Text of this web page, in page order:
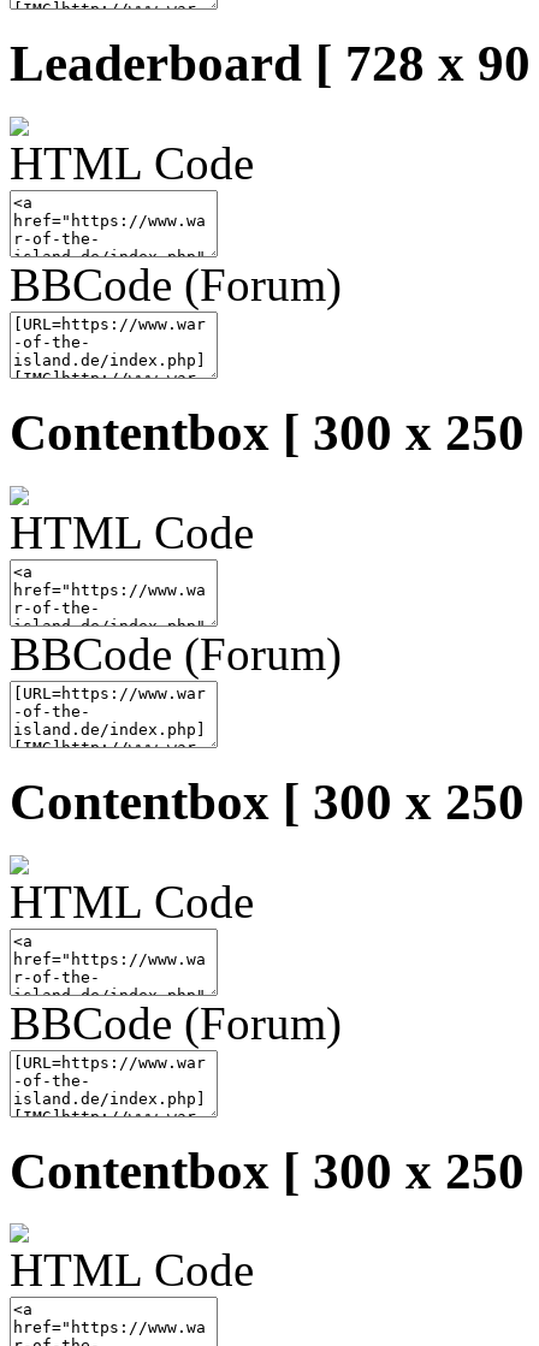
Leaderboard [ 728 x
HTML Code
BBCode (Forum)
Contentbox [ 300 x 250
HTML Code
BBCode (Forum)
Contentbox [ 300 x 250
HTML Code
BBCode (Forum)
Contentbox [ 300 x 250
HTML Code